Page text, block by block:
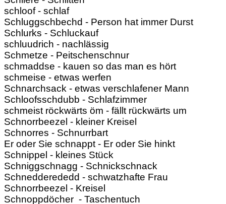
schloof - schlaf
Schluggschbechd - Person hat immer Durst
Schlurks - Schluckauf
schluudrich - nachlässig
Schmetze - Peitschenschnur
schmaddse - kauen so das man es hört
schmeise - etwas werfen
Schnarchsack - etwas verschlafener Mann
Schloofsschdubb - Schlafzimmer
schmeist röckwärts öm - fällt rückwärts um
Schnorrbeezel - kleiner Kreisel
Schnorres - Schnurrbart
Er oder Sie schnappt - Er oder Sie hinkt
Schnippel - kleines Stück
Schniggschnagg - Schnickschnack
Schnedderededd - schwatzhafte Frau
Schnorrbeezel - Kreisel
Schnoppdöcher - Taschentuch